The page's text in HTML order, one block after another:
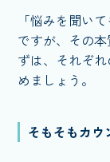
「悩みを聞い
ですが、その
ずは、それぞ
めましょう。
そもそもカウ